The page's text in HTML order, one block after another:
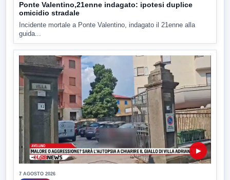
Ponte Valentino,21enne indagato: ipotesi duplice
omicidio stradale
Incidente mortale a Ponte Valentino, indagato il 21enne alla
guida...
▶
7 AGOSTO 2026